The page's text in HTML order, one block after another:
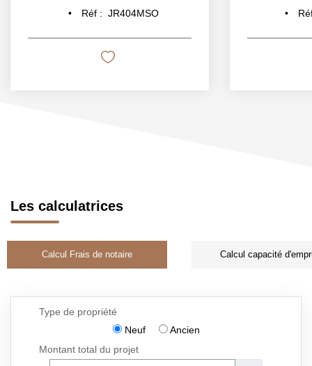
Réf : JR404MSO
Les calculatrices
Calcul Frais de notaire Calcul capacité